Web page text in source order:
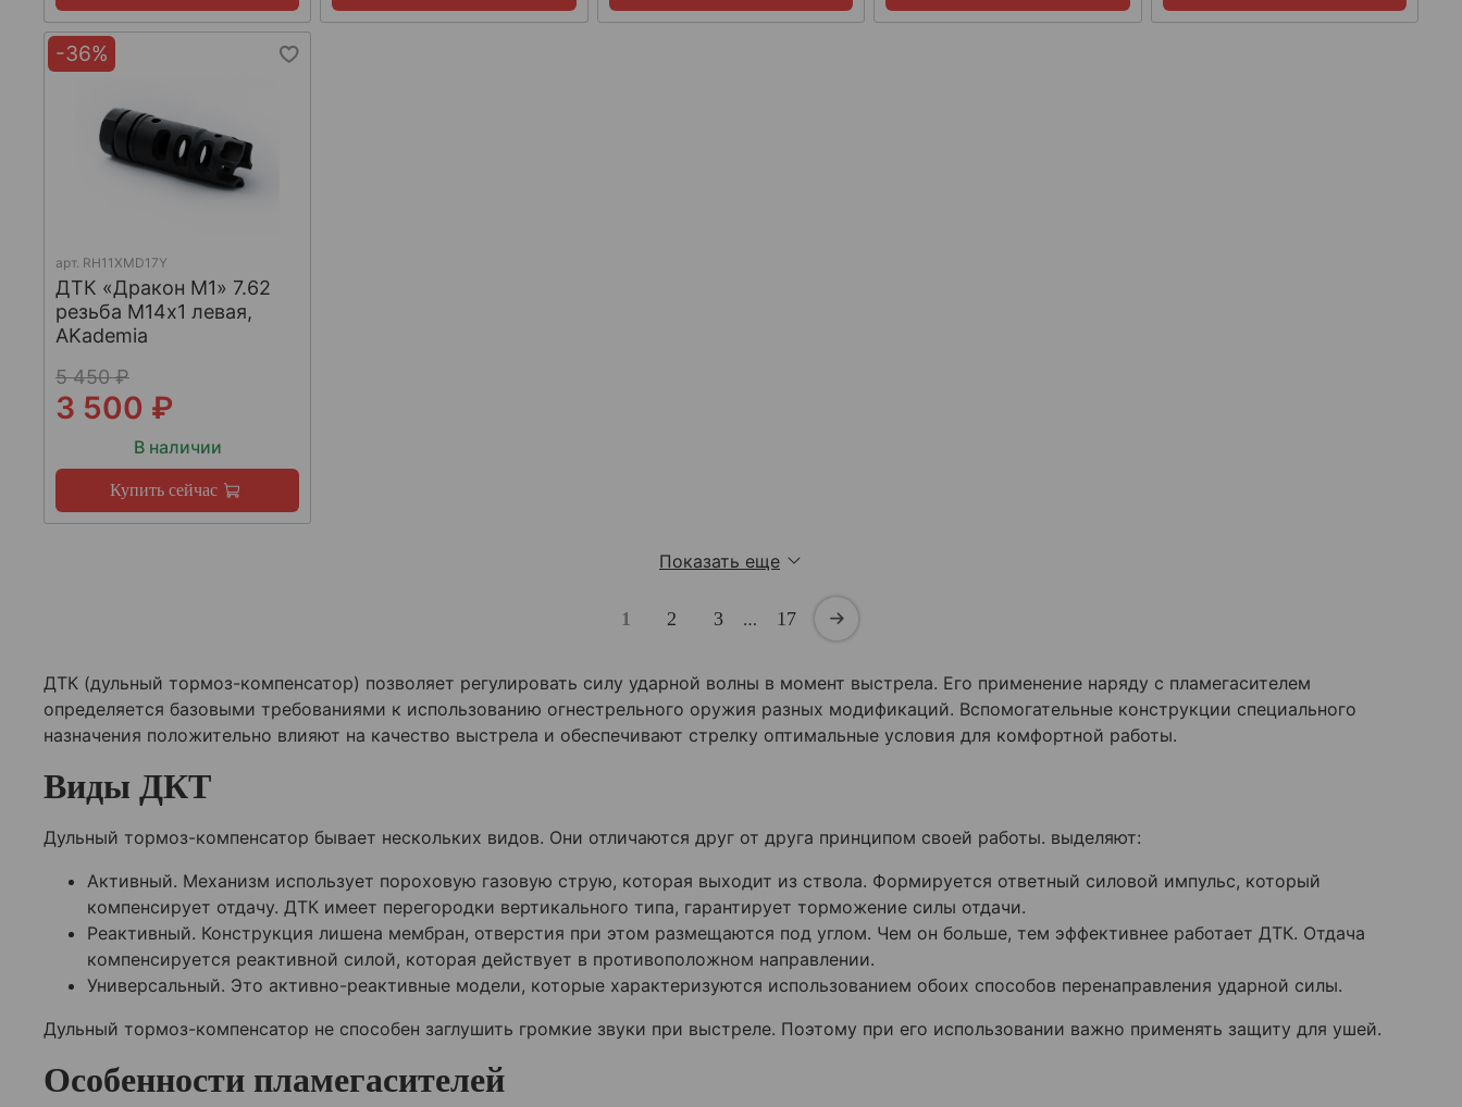
-36%
арт. RH11XMD17Y
ДТК «Дракон М1» 7.62
резьба М14х1 левая,
AKademia
5 450 ₽
3 500 ₽
В наличии
Купить сейчас
Показать еще
1 2 3 … 17
ДТК (дульный тормоз-компенсатор) позволяет регулировать силу ударной волны в момент выстрела. Его применение наряду с пламегасителем
определяется базовыми требованиями к использованию огнестрельного оружия разных модификаций. Вспомогательные конструкции специального
назначения положительно влияют на качество выстрела и обеспечивают стрелку оптимальные условия для комфортной работы.
Виды ДКТ
Дульный тормоз-компенсатор бывает нескольких видов. Они отличаются друг от друга принципом своей работы. выделяют:
Активный. Механизм использует пороховую газовую струю, которая выходит из ствола. Формируется ответный силовой импульс, который
компенсирует отдачу. ДТК имеет перегородки вертикального типа, гарантирует торможение силы отдачи.
Реактивный. Конструкция лишена мембран, отверстия при этом размещаются под углом. Чем он больше, тем эффективнее работает ДТК. Отдача
компенсируется реактивной силой, которая действует в противоположном направлении.
Универсальный. Это активно-реактивные модели, которые характеризуются использованием обоих способов перенаправления ударной силы.
Дульный тормоз-компенсатор не способен заглушить громкие звуки при выстреле. Поэтому при его использовании важно применять защиту для ушей.
Особенности пламегасителей